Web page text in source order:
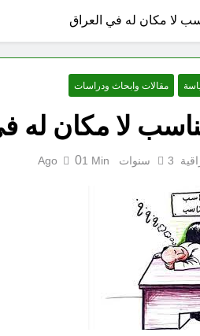
الكاتبان باقر الزبيدي ورياض سعد يحذران من الجولاني (ح 5) (لو تغفلون عن أسلحتكم وأمتعتكم فيميلون عليكم ميلة واحدة)
لا مكان له في العراق
مقالات وابحاث ودراسات
لا مكان له
3 سنوات Ago 01 Min